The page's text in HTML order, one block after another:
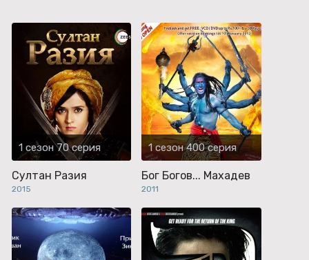
1 сезон 70 серия
Султан Разия
2015
1 сезон 400 серия
Бог Богов... Махадев
2011